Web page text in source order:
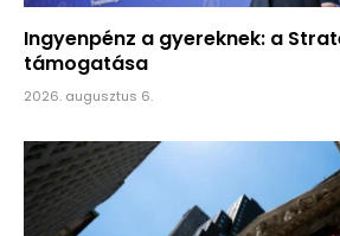
Ingyenpénz a gyereknek: a
támogatása
2026. augusztus 6.